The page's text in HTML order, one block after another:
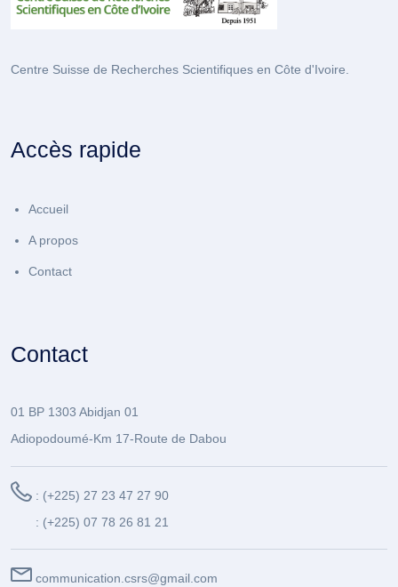
Centre Suisse de Recherches Scientifiques en Côte d'Ivoire.
Accès rapide
Accueil
A propos
Contact
Contact
01 BP 1303 Abidjan 01
Adiopodoumé-Km 17-Route de Dabou
: (+225) 27 23 47 27 90
: (+225) 07 78 26 81 21
communication.csrs@gmail.com